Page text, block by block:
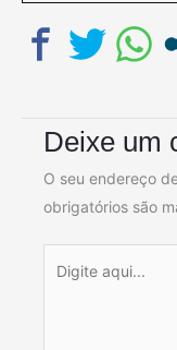
Deixe um
O seu endereço
obrigatórios são
aqui...